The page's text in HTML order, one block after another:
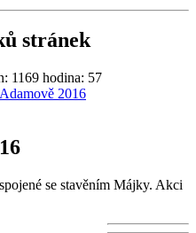
stránek
1169 hodina: 57
2016
se stavěním Májky. Akci